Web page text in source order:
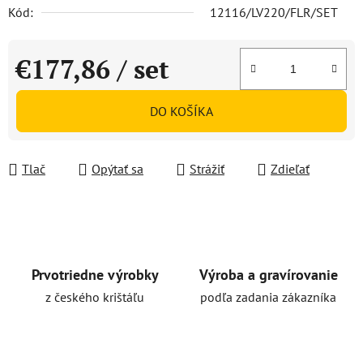
Kód:
12116/LV220/FLR/SET
€177,86 / set
Jednotková cena:
DO KOŠÍKA
Tlač Opýtať sa Strážiť Zdieľať
Prvotriedne výrobky
z českého krištáľu
Výroba a gravírovanie
podľa zadania zákazníka